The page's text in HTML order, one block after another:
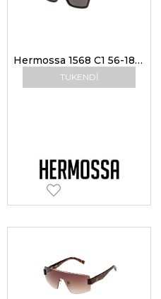
TÜKENDI
Hermossa 1568 C1 56-18 Unisex Güneş Gözlükleri